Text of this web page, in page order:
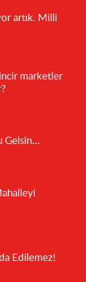
artık. Milli
marketler
Uğurlu Gelsin…
Edilemez!